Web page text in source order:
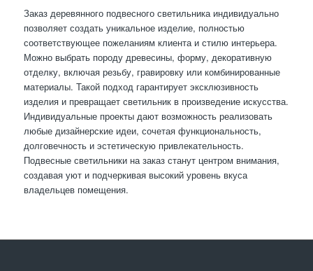
Заказ деревянного подвесного светильника индивидуально
позволяет создать уникальное изделие, полностью
соответствующее пожеланиям клиента и стилю интерьера.
Можно выбрать породу древесины, форму, декоративную
отделку, включая резьбу, гравировку или комбинированные
материалы. Такой подход гарантирует эксклюзивность
изделия и превращает светильник в произведение искусства.
Индивидуальные проекты дают возможность реализовать
любые дизайнерские идеи, сочетая функциональность,
долговечность и эстетическую привлекательность.
Подвесные светильники на заказ станут центром внимания,
создавая уют и подчеркивая высокий уровень вкуса
владельцев помещения.